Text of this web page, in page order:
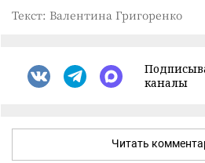
Текст: Валентина Григоренко
каналы
Читать